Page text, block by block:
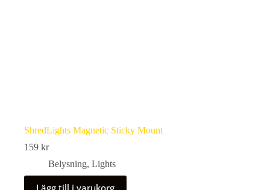
ShredLights Magnetic Sticky Mount
159 kr
Belysning, Lights